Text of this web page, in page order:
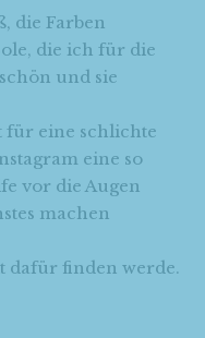
die Farben
die ich für die
und sie
für eine schlichte
eine so
vor die Augen
machen
dafür finden werde.